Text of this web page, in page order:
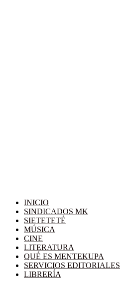
INICIO
SINDICADOS MK
SIETETETÉ
MÚSICA
CINE
LITERATURA
QUÉ ES MENTEKUPA
SERVICIOS EDITORIALES
LIBRERÍA